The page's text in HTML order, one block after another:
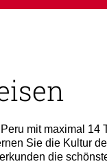
mit maximal
Sie die Kultur
die